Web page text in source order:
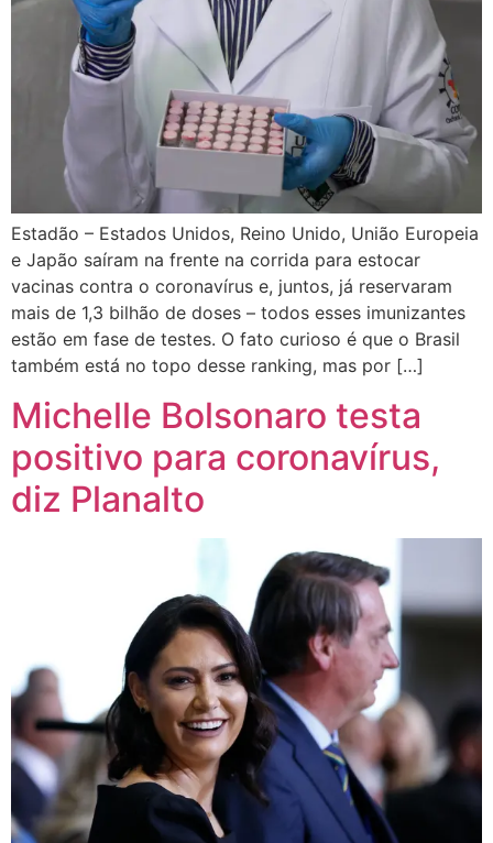
Estadão – Estados Unidos, Reino Unido, União Europeia
e Japão saíram na frente na corrida para estocar
vacinas contra o coronavírus e, juntos, já reservaram
mais de 1,3 bilhão de doses – todos esses imunizantes
estão em fase de testes. O fato curioso é que o Brasil
também está no topo desse ranking, mas por […]
Michelle Bolsonaro testa
positivo para coronavírus,
diz Planalto